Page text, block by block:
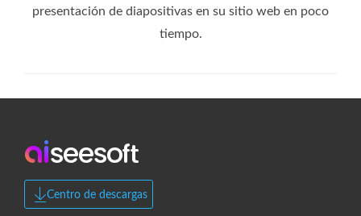
presentación de diapositivas en su sitio web en poco
tiempo.
Centro de descargas